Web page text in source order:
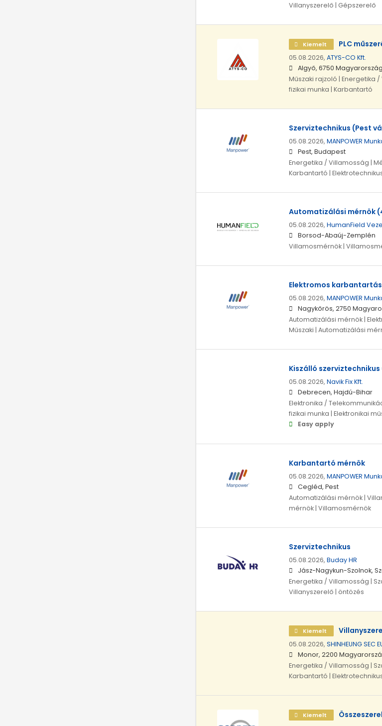
Villanyszerelő | Gépszerelő
Kiemelt PLC
05.08.2026, ATYS-CO Kft.
Algyő, 6750
Műszaki rajzoló | Energetika
fizikai munka | Karbantartó
Szerviztechnikus (Pest
05.08.2026, MANPOWER
Pest, Budapest
Energetika / Villamosság |
Karbantartó |
Automatizálási mérnök
05.08.2026, HumanField
Borsod-Abaúj-Zemplén
Villamosmérnök |
Elektromos
05.08.2026, MANPOWER
Nagykőrös, 2750
Automatizálási mérnök |
Műszaki | Automatizálási
Kiszálló
05.08.2026, Navik Fix Kft.
Debrecen, Hajdú-Bihar
Elektronika /
fizikai munka | Elektronikai
Easy apply
Karbantartó mérnök
05.08.2026, MANPOWER
Cegléd, Pest
Automatizálási mérnök |
mérnök | Villamosmérnök
Szerviztechnikus
05.08.2026, Buday HR
Jász-Nagykun-Szolnok,
Energetika / Villamosság |
Villanyszerelő | öntözés
Kiemelt
05.08.2026, SHINHEUNG SEC
Monor, 2200
Energetika / Villamosság |
Karbantartó |
Kiemelt